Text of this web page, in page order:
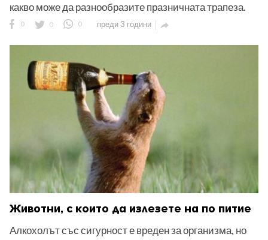
какво може да разнообразите празничната трапеза.
0 0 0 преди 3 години 
Животни, с които да излезете на по питие
Алкохолът със сигурност е вреден за организма, но